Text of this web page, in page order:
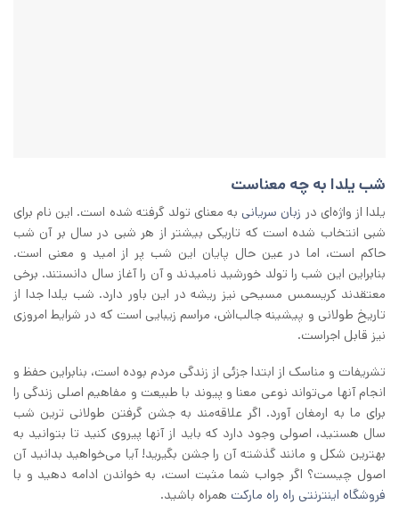
شب یلدا به چه معناست
یلدا از واژه‌ای در زبان سریانی به معنای تولد گرفته شده است. این نام برای
شبی انتخاب شده است که تاریکی بیشتر از هر شبی در سال بر آن شب
حاکم است، اما در عین حال پایان این شب پر از امید و معنی است.
بنابراین این شب را تولد خورشید نامیدند و آن را آغاز سال دانستند. برخی
معتقدند کریسمس مسیحی نیز ریشه در این باور دارد. شب یلدا جدا از
تاریخ طولانی و پیشینه جالب‌اش، مراسم زیبایی است که در شرایط امروزی
نیز قابل اجراست.
تشریفات و مناسک از ابتدا جزئی از زندگی مردم بوده است، بنابراین حفظ و
انجام آنها می‌تواند نوعی معنا و پیوند با طبیعت و مفاهیم اصلی زندگی را
برای ما به ارمغان آورد. اگر علاقه‌مند به جشن گرفتن طولانی ترین شب
سال هستید، اصولی وجود دارد که باید از آنها پیروی کنید تا بتوانید به
بهترین شکل و مانند گذشته آن را جشن بگیرید! آیا می‌خواهید بدانید آن
اصول چیست؟ اگر جواب شما مثبت است، به خواندن ادامه دهید و با
فروشگاه اینترنتی راه راه مارکت همراه باشید.